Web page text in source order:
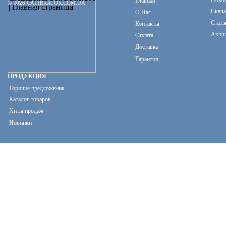
© 2026 CALIBRATOR.COM.UA
О Нас
Контакты
Оплата
Доставка
Гарантия
ПРОДУКЦИЯ
Горячие предложения
Каталог товаров
Хиты продаж
Новинки